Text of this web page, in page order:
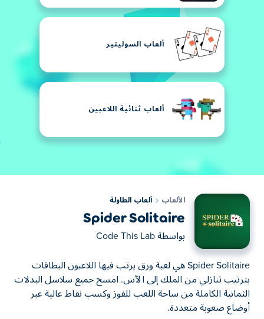
ألعاب السوليتير
ألعاب ثنائية اللاعبين
الألعاب ألعاب الطاولة
Spider Solitaire
بواسطة Code This Lab
Spider Solitaire هي لعبة ورق يرتب فيها اللاعبون البطاقات
بترتيب تنازلي من الملك إلى الآس. امسح جميع سلاسل البدلات
الثمانية الكاملة من ساحة اللعب للفوز وكسب نقاط عالية عبر
أوضاع صعوبة متعددة.